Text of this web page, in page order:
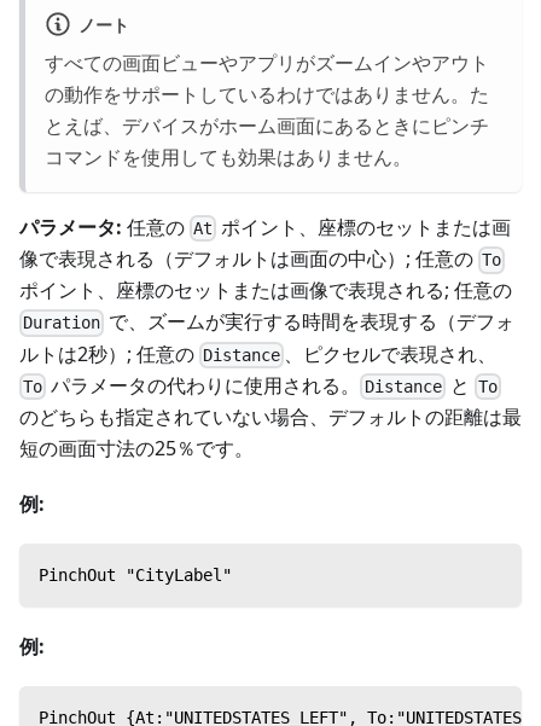
ノート
すべての画面ビューやアプリがズームインやアウト
の動作をサポートしているわけではありません。た
とえば、デバイスがホーム画面にあるときにピンチ
コマンドを使用しても効果はありません。
パラメータ: 任意の At ポイント、座標のセットまたは画
像で表現される（デフォルトは画面の中心）; 任意の To
ポイント、座標のセットまたは画像で表現される; 任意の
Duration で、ズームが実行する時間を表現する（デフォ
ルトは2秒）; 任意の Distance 、ピクセルで表現され、
To パラメータの代わりに使用される。 Distanceと To
のどちらも指定されていない場合、デフォルトの距離は最
短の画面寸法の25％です。
例:
PinchOut "CityLabel"
例:
PinchOut {At:"UNITEDSTATES_LEFT",